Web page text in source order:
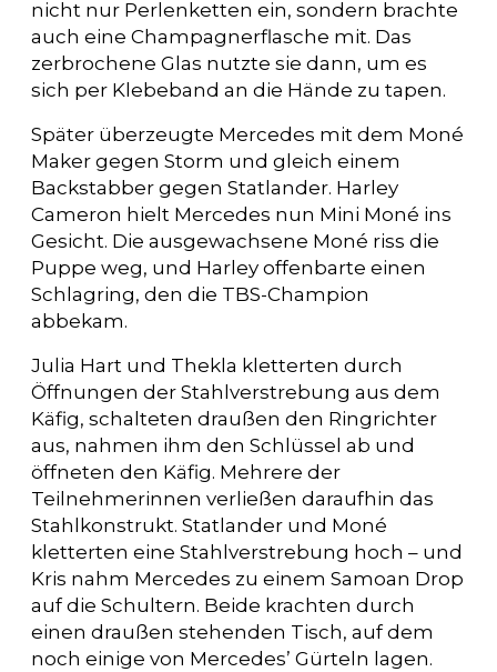
nicht nur Perlenketten ein, sondern brachte
auch eine Champagnerflasche mit. Das
zerbrochene Glas nutzte sie dann, um es
sich per Klebeband an die Hände zu tapen.
Später überzeugte Mercedes mit dem Moné
Maker gegen Storm und gleich einem
Backstabber gegen Statlander. Harley
Cameron hielt Mercedes nun Mini Moné ins
Gesicht. Die ausgewachsene Moné riss die
Puppe weg, und Harley offenbarte einen
Schlagring, den die TBS-Champion
abbekam.
Julia Hart und Thekla kletterten durch
Öffnungen der Stahlverstrebung aus dem
Käfig, schalteten draußen den Ringrichter
aus, nahmen ihm den Schlüssel ab und
öffneten den Käfig. Mehrere der
Teilnehmerinnen verließen daraufhin das
Stahlkonstrukt. Statlander und Moné
kletterten eine Stahlverstrebung hoch – und
Kris nahm Mercedes zu einem Samoan Drop
auf die Schultern. Beide krachten durch
einen draußen stehenden Tisch, auf dem
noch einige von Mercedes’ Gürteln lagen.